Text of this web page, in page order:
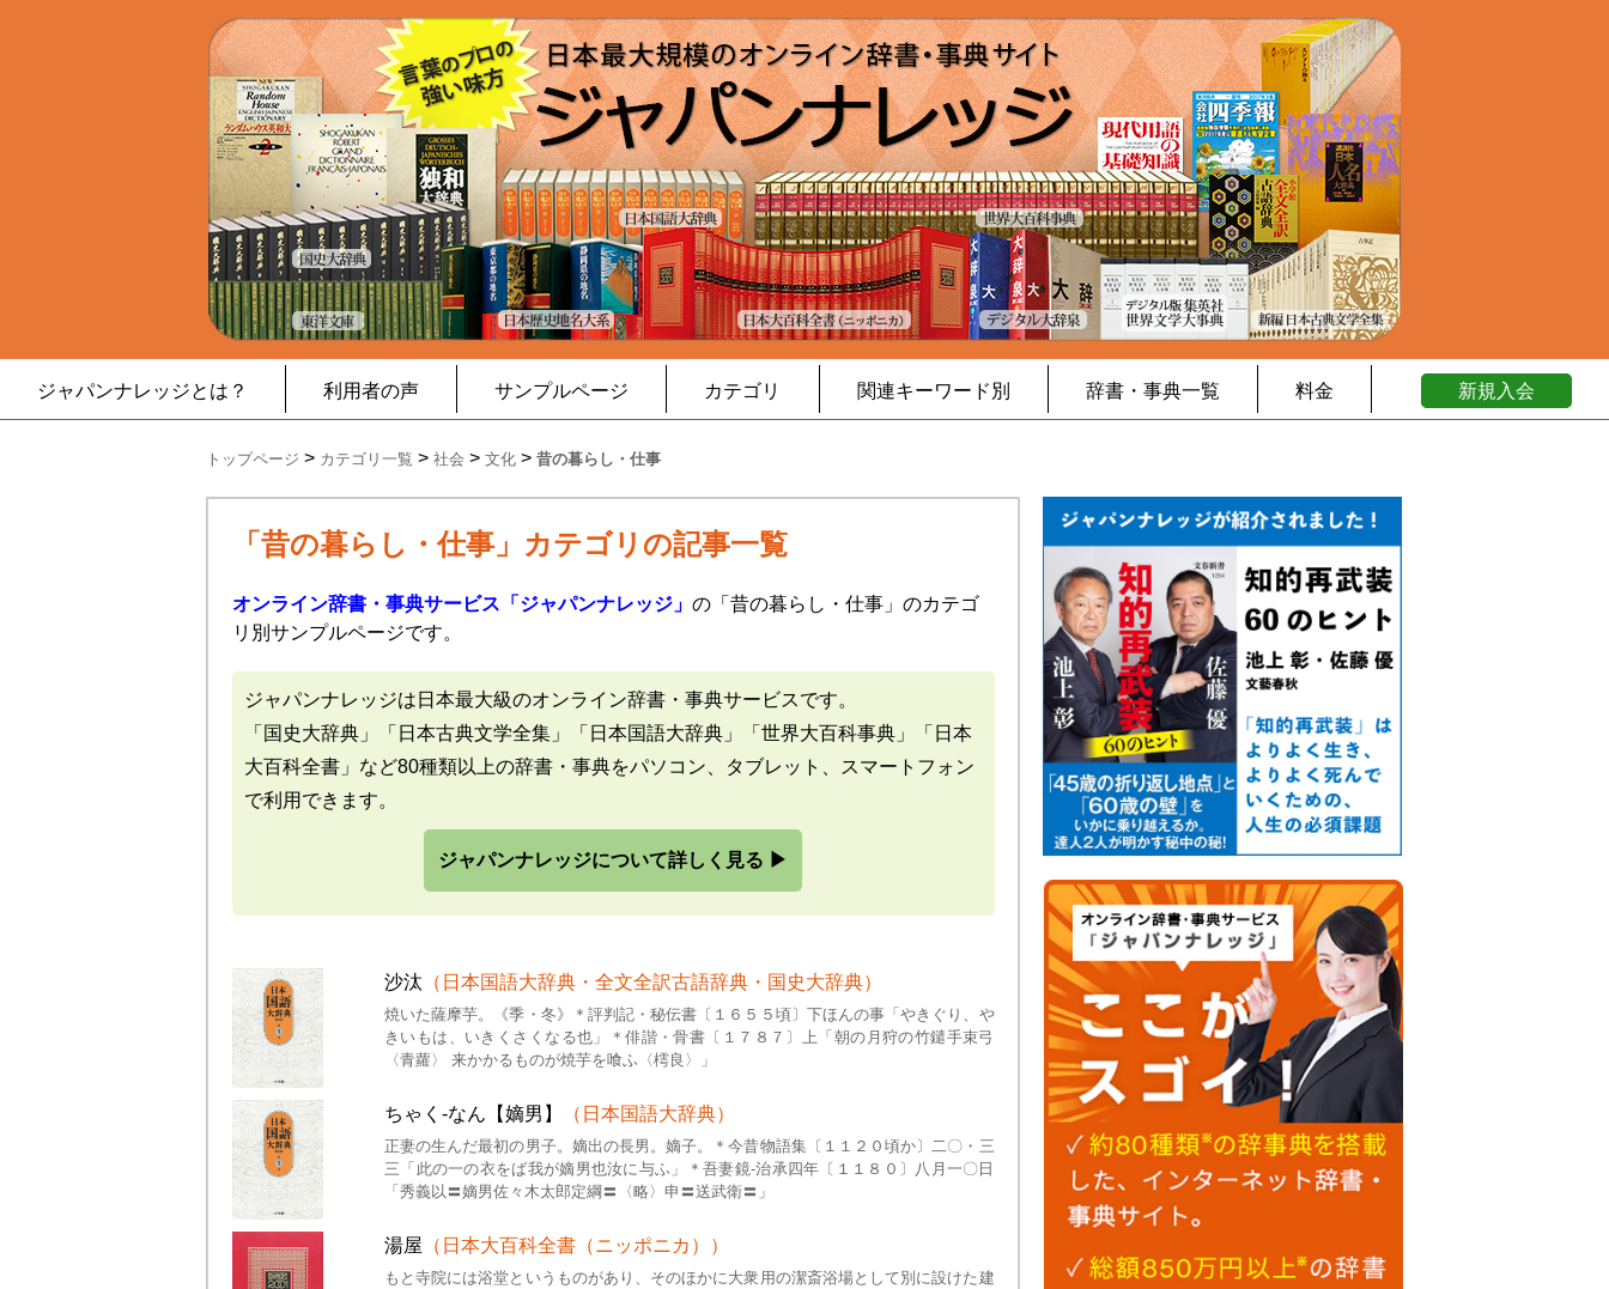
ジャパンナレッジとは？ 利用者の声 サンプルページ カテゴリ 関連キーワード別 辞書・事典一覧 料金 新規入会
トップページ > カテゴリ一覧 > 社会 > 文化 > 昔の暮らし・仕事
「昔の暮らし・仕事」カテゴリの記事一覧
オンライン辞書・事典サービス「ジャパンナレッジ」 の「昔の暮らし・仕事」のカテゴ
リ別サンプルページです。
ジャパンナレッジは日本最大級のオンライン辞書・事典サービスです。
「国史大辞典」「日本古典文学全集」「日本国語大辞典」「世界大百科事典」「日本
大百科全書」など80種類以上の辞書・事典をパソコン、タブレット、スマートフォン
で利用できます。
ジャパンナレッジについて詳しく見る ▶
沙汰 （日本国語大辞典・全文全訳古語辞典・国史大辞典）
焼いた薩摩芋。《季・冬》＊評判記・秘伝書〔１６５５頃〕下ほんの事「やきぐり、や
きいもは、いきくさくなる也」＊俳諧・骨書〔１７８７〕上「朝の月狩の竹鑓手束弓
〈青蘿〉 来かかるものが焼芋を喰ふ〈樗良〉」
ちゃく‐なん【嫡男】 （日本国語大辞典）
正妻の生んだ最初の男子。嫡出の長男。嫡子。＊今昔物語集〔１１２０頃か〕二〇・三
三「此の一の衣をば我が嫡男也汝に与ふ」＊吾妻鏡‐治承四年〔１１８０〕八月一〇日
「秀義以〓嫡男佐々木太郎定綱〓〈略〉申〓送武衛〓」
湯屋 （日本大百科全書（ニッポニカ））
もと寺院には浴堂というものがあり、そのほかに大衆用の潔斎浴場として別に設けた建